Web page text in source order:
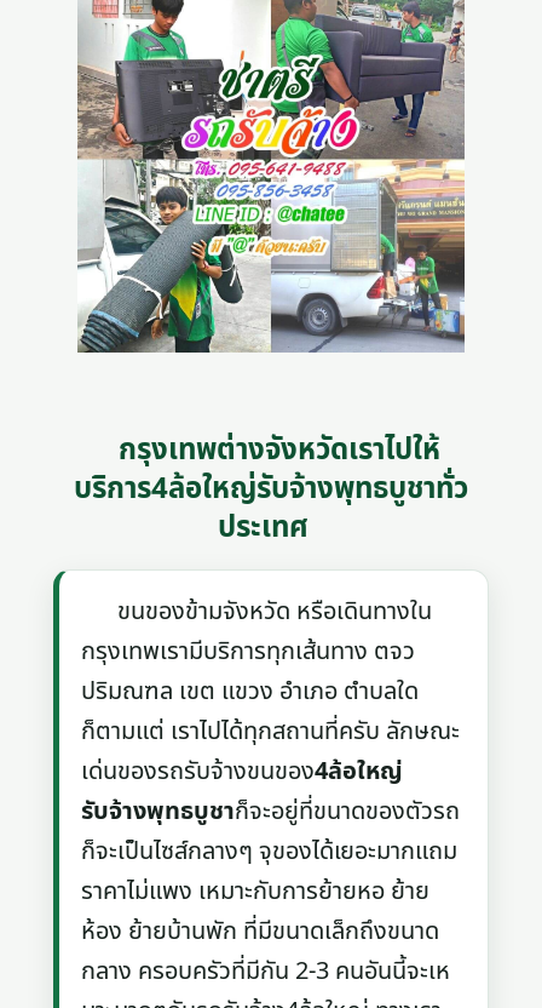
กรุงเทพต่างจังหวัดเราไปให้
บริการ4ล้อใหญ่รับจ้างพุทธบูชาทั่ว
ประเทศ
ขนของข้ามจังหวัด หรือเดินทางใน
กรุงเทพเรามีบริการทุกเส้นทาง ตจว
ปริมณฑล เขต แขวง อำเภอ ตำบลใด
ก็ตามแต่ เราไปได้ทุกสถานที่ครับ ลักษณะ
เด่นของรถรับจ้างขนของ4ล้อใหญ่
รับจ้างพุทธบูชาก็จะอยู่ที่ขนาดของตัวรถ
ก็จะเป็นไซส์กลางๆ จุของได้เยอะมากแถม
ราคาไม่แพง เหมาะกับการย้ายหอ ย้าย
ห้อง ย้ายบ้านพัก ที่มีขนาดเล็กถึงขนาด
กลาง ครอบครัวที่มีกัน 2-3 คนอันนี้จะเห